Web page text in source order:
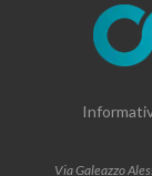
Via Galeazzo